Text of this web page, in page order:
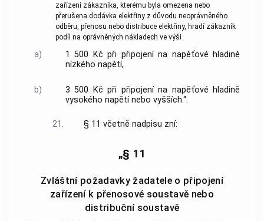
zařízení zákazníka, kterému byla omezena nebo
přerušena dodávka elektřiny z důvodu neoprávněného
odběru, přenosu nebo distribuce elektřiny, hradí zákazník
podíl na oprávněných nákladech ve výši
a)
1 500 Kč při připojení na napěťové hladině
nízkého napětí,
b)
3 500 Kč při připojení na napěťové hladině
vysokého napětí nebo vyšších.“.
21. § 11 včetně nadpisu zní:
„§ 11
Zvláštní požadavky žadatele o připojení
zařízení k přenosové soustavě nebo
distribuční soustavě